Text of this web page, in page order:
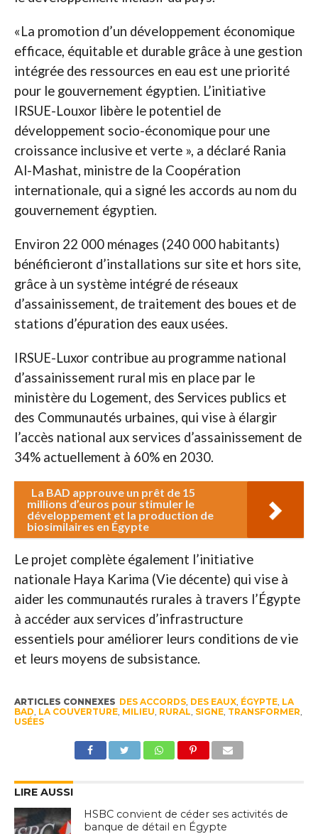
«La promotion d’un développement économique
efficace, équitable et durable grâce à une gestion
intégrée des ressources en eau est une priorité
pour le gouvernement égyptien. L’initiative
IRSUE-Louxor libère le potentiel de
développement socio-économique pour une
croissance inclusive et verte », a déclaré Rania
Al-Mashat, ministre de la Coopération
internationale, qui a signé les accords au nom du
gouvernement égyptien.
Environ 22 000 ménages (240 000 habitants)
bénéficieront d’installations sur site et hors site,
grâce à un système intégré de réseaux
d’assainissement, de traitement des boues et de
stations d’épuration des eaux usées.
IRSUE-Luxor contribue au programme national
d’assainissement rural mis en place par le
ministère du Logement, des Services publics et
des Communautés urbaines, qui vise à élargir
l’accès national aux services d’assainissement de
34% actuellement à 60% en 2030.
La BAD approuve un prêt de 15
millions d’euros pour stimuler le
développement et la production de
biosimilaires en Égypte
Le projet complète également l’initiative
nationale Haya Karima (Vie décente) qui vise à
aider les communautés rurales à travers l’Égypte
à accéder aux services d’infrastructure
essentiels pour améliorer leurs conditions de vie
et leurs moyens de subsistance.
ARTICLES CONNEXES DES ACCORDS, DES EAUX, ÉGYPTE, LA
BAD, LA COUVERTURE, MILIEU, RURAL, SIGNE, TRANSFORMER,
USÉES
LIRE AUSSI
HSBC convient de céder ses activités de
banque de détail en Égypte